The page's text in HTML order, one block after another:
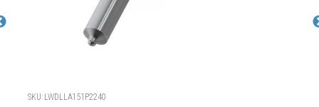
SKU: LWDLLA151P2240